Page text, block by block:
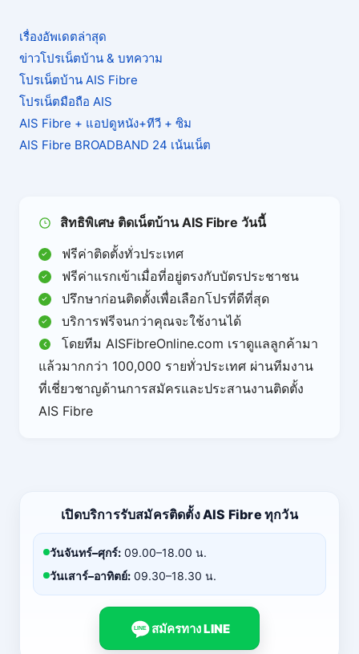
เรื่องอัพเดตล่าสุด
ข่าวโปรเน็ตบ้าน & บทความ
โปรเน็ตบ้าน AIS Fibre
โปรเน็ตมือถือ AIS
AIS Fibre + แอปดูหนัง+ทีวี + ซิม
AIS Fibre BROADBAND 24 เน้นเน็ต
สิทธิพิเศษ ติดเน็ตบ้าน AIS Fibre วันนี้
ฟรีค่าติดตั้งทั่วประเทศ
ฟรีค่าแรกเข้าเมื่อที่อยู่ตรงกับบัตรประชาชน
ปรึกษาก่อนติดตั้งเพื่อเลือกโปรที่ดีที่สุด
บริการฟรีจนกว่าคุณจะใช้งานได้
โดยทีม AISFibreOnline.com เราดูแลลูกค้ามา
แล้วมากกว่า 100,000 รายทั่วประเทศ ผ่านทีมงาน
ที่เชี่ยวชาญด้านการสมัครและประสานงานติดตั้ง
AIS Fibre
เปิดบริการรับสมัครติดตั้ง AIS Fibre ทุกวัน
วันจันทร์–ศุกร์: 09.00–18.00 น.
วันเสาร์–อาทิตย์: 09.30–18.30 น.
LINE สมัครทาง LINE